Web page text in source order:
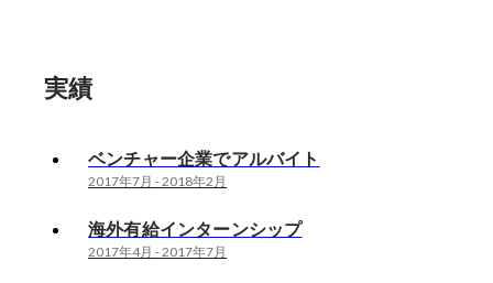
実績
ベンチャー企業でアルバイト
2017年7月 -2018年2月
海外有給インターンシップ
2017年4月 -2017年7月